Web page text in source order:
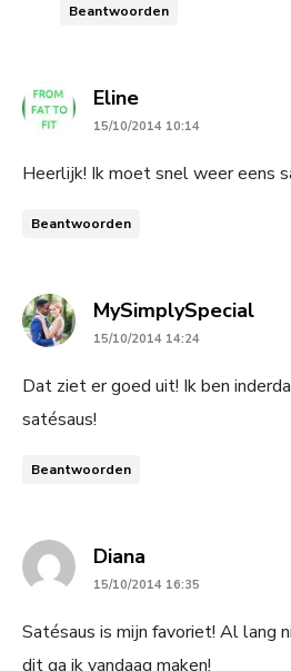
Beantwoorden
Elinesays:
15/10/2014 10:14
Heerlijk! Ik moet snel weer eens
Beantwoorden
MySimplySpecialsays:
15/10/2014 14:24
Dat ziet er goed uit! Ik ben
satésaus!
Beantwoorden
Diana
15/10/2014 16:35
Satésaus is mijn favoriet! Al lang
dit ga ik vandaag maken!